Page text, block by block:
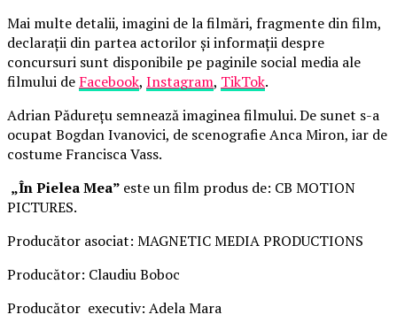
Mai multe detalii, imagini de la filmări, fragmente din film,
declarații din partea actorilor și informații despre
concursuri sunt disponibile pe paginile social media ale
filmului de Facebook, Instagram, TikTok.
Adrian Pădurețu semnează imaginea filmului. De sunet s-a
ocupat Bogdan Ivanovici, de scenografie Anca Miron, iar de
costume Francisca Vass.
„În Pielea Mea” este un film produs de: CB MOTION
PICTURES.
Producător asociat: MAGNETIC MEDIA PRODUCTIONS
Producător: Claudiu Boboc
Producător executiv: Adela Mara